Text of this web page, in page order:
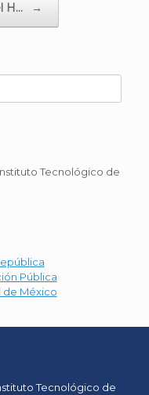
H… →
Tecnológico de
Pública
de México
Tecnológico de